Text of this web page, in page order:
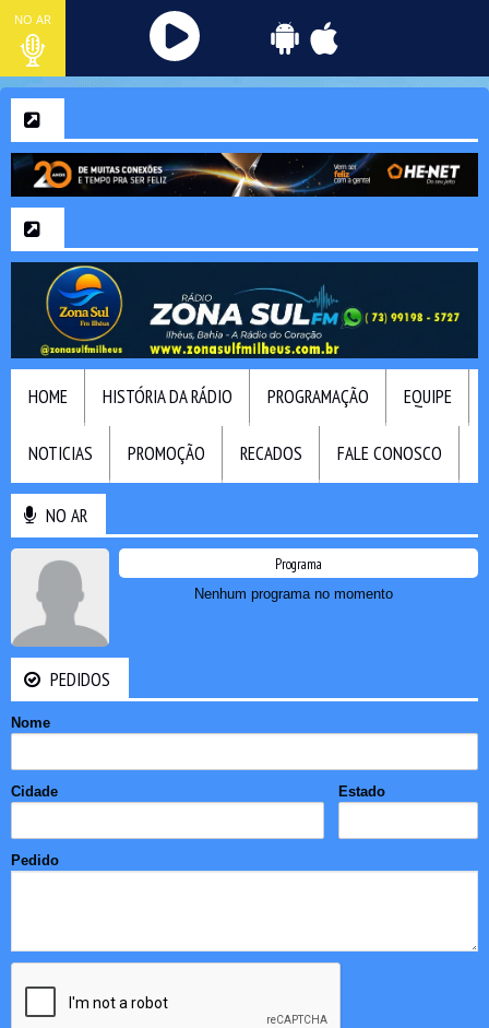
NO AR
HOME HISTÓRIA DA RÁDIO PROGRAMAÇÃO EQUIPE
NOTICIAS PROMOÇÃO RECADOS FALE CONOSCO
NO AR
Programa
Nenhum programa no momento
PEDIDOS
Nome
Cidade Estado
Pedido